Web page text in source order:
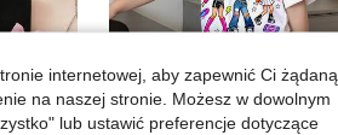
5
internetowej, aby zapewnić Ci żądaną
na naszej stronie. Możesz w dowolnym
lub ustawić preferencje dotyczące